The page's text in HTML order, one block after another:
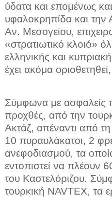
ύδατα και επομένως
υφαλοκρηπίδα και την
Αν. Μεσογείου,
«στρατιωτικό κλοιό»
ελληνικής και
έχει ακόμα
Σύμφωνα με ασφαλείς
προχθές, από την
Ακτάζ, απέναντι από
10 πυραυλάκατοι, 2
ανεφοδιασμού, τα
εντοπιστεί να πλέουν
του Καστελόριζου.
τουρκική NAVTEX, τα